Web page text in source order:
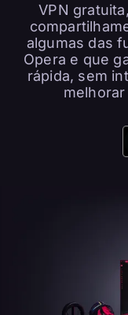
VPN
algumas das
Opera e que
rápida, sem